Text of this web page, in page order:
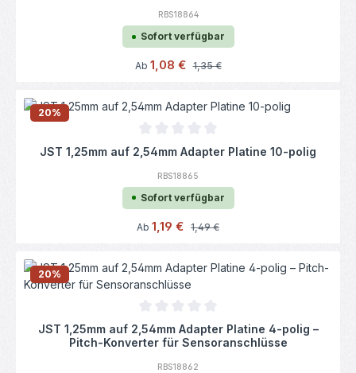
RBS18864
Sofort verfügbar
Verkaufspreis:
Ab 1,08 € Regulärer Preis:
1,35 €
20%
Durchschnittliche Bewertung von 0 von
JST 1,25mm auf 2,54mm Adapter Platine 10-polig
RBS18865
Sofort verfügbar
Verkaufspreis:
Ab 1,19 € Regulärer Preis:
1,49 €
20%
Durchschnittliche Bewertung von 0 von
JST 1,25mm auf 2,54mm Adapter Platine 4-polig –
Pitch-Konverter für Sensoranschlüsse
RBS18862